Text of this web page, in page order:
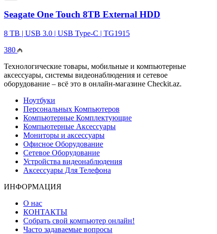
Seagate One Touch 8TB External HDD
8 TB | USB 3.0 | USB Type-C | TG1915
380
Технологические товары, мобильные и компьютерные
аксессуары, системы видеонаблюдения и сетевое
оборудование – всё это в онлайн-магазине Checkit.az.
Ноутбуки
Персональных Компьютеров
Компьютерные Комплектующие
Компьютерные Аксессуары
Мониторы и аксессуары
Офисное Оборудование
Сетевое Оборудование
Устройства видеонаблюдения
Аксессуары Для Телефона
ИНФОРМАЦИЯ
О нас
КОНТАКТЫ
Собрать свой компьютер онлайн!
Часто задаваемые вопросы